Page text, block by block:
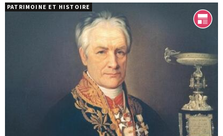
PATRIMOINE ET HISTOIRE